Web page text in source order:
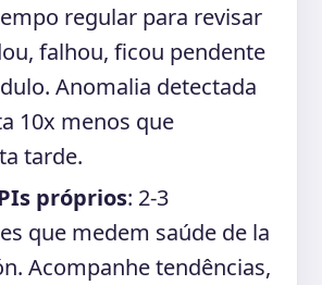
regular para revisar
falhou, ficou pendente
Anomalia detectada
10x menos que
tarde.
próprios: 2-3
que medem saúde de la
Acompanhe tendências,